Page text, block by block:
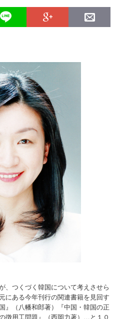
、つくづく韓国について考えさせら
にある今年刊行の関連書籍を見回す
』（八幡和郎著）『中国・韓国の正
徴用工問題』（西岡力著）…と１０